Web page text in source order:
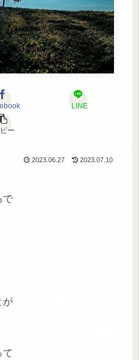
LINE
ー
2023.06.27 2023.07.10
で
が
て